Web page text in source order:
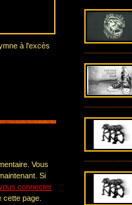
à l'excès
Vous
Si
connecter
cette page.